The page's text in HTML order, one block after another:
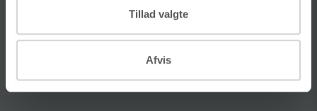
Tillad valgte
Afvis
denmark@folsgaard.com